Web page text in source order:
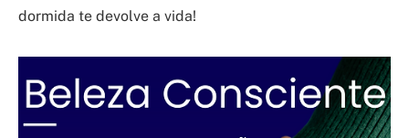
dormida te devolve a vida!